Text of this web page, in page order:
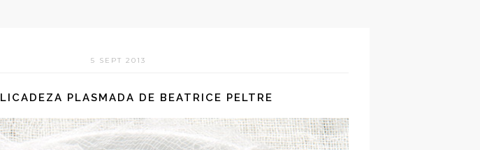
5 SEPT 2013
PLASMADA DE BEATRICE PELTRE